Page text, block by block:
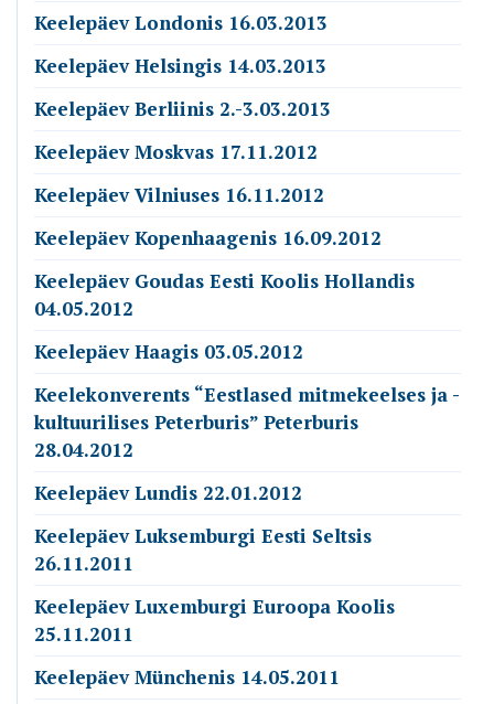
Keelepäev Londonis 16.03.2013
Keelepäev Helsingis 14.03.2013
Keelepäev Berliinis 2.-3.03.2013
Keelepäev Moskvas 17.11.2012
Keelepäev Vilniuses 16.11.2012
Keelepäev Kopenhaagenis 16.09.2012
Keelepäev Goudas Eesti Koolis Hollandis
04.05.2012
Keelepäev Haagis 03.05.2012
Keelekonverents “Eestlased mitmekeelses ja -
kultuurilises Peterburis” Peterburis
28.04.2012
Keelepäev Lundis 22.01.2012
Keelepäev Luksemburgi Eesti Seltsis
26.11.2011
Keelepäev Luxemburgi Euroopa Koolis
25.11.2011
Keelepäev Münchenis 14.05.2011